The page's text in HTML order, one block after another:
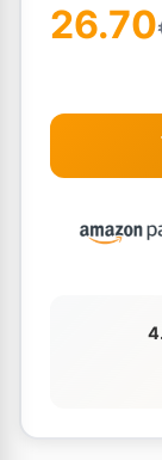
26.70